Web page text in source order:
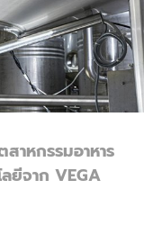
าหกรรมอาหาร
ยีจาก VEGA